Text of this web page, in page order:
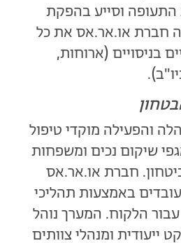
התעופה וסייע בהפקת
חברת או.אר.אס את כל
בניסויים (ארוחות,
והפעילה מוקדי טיפול
שיקום נכים ומשפחות
חברת או.אר.אס
באמצעות תהליכי
עבור הלקוח. המערך נוהל
ייעודית ומנהלי צוותים